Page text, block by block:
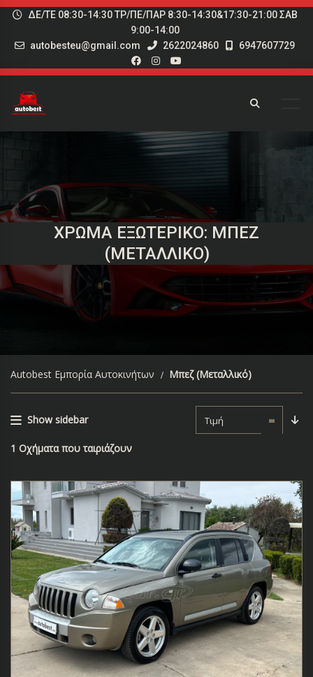
ΔΕ/ΤΕ 08:30-14:30 ΤΡ/ΠΕ/ΠΑΡ 8:30-14:30&17:30-21:00 ΣΑΒ
9:00-14:00
autobesteu@gmail.com
2622024860 6947607729
ΧΡΏΜΑ ΕΞΩΤΕΡΙΚΌ: ΜΠΕΖ
(ΜΕΤΑΛΛΙΚΌ)
Autobest Εμπορία Αυτοκινήτων Μπεζ (μεταλλικό)
Show sidebar Τιμή
1 Οχήματα που ταιριάζουν